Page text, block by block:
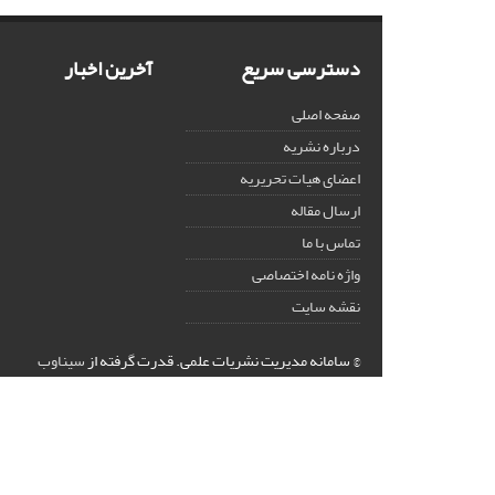
دسترسی سریع
صفحه اصلی
درباره نشریه
اعضای هیات تحریریه
ارسال مقاله
تماس با ما
واژه نامه اختصاصی
نقشه سایت
آخرین اخبار
© سامانه مدیریت نشریات علمی.قدرت گرفته ازسیناوب